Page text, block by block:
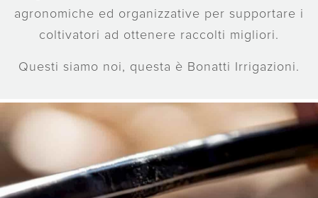
agronomiche ed organizzative per supportare i
coltivatori ad ottenere raccolti migliori.
Questi siamo noi, questa è Bonatti Irrigazioni.